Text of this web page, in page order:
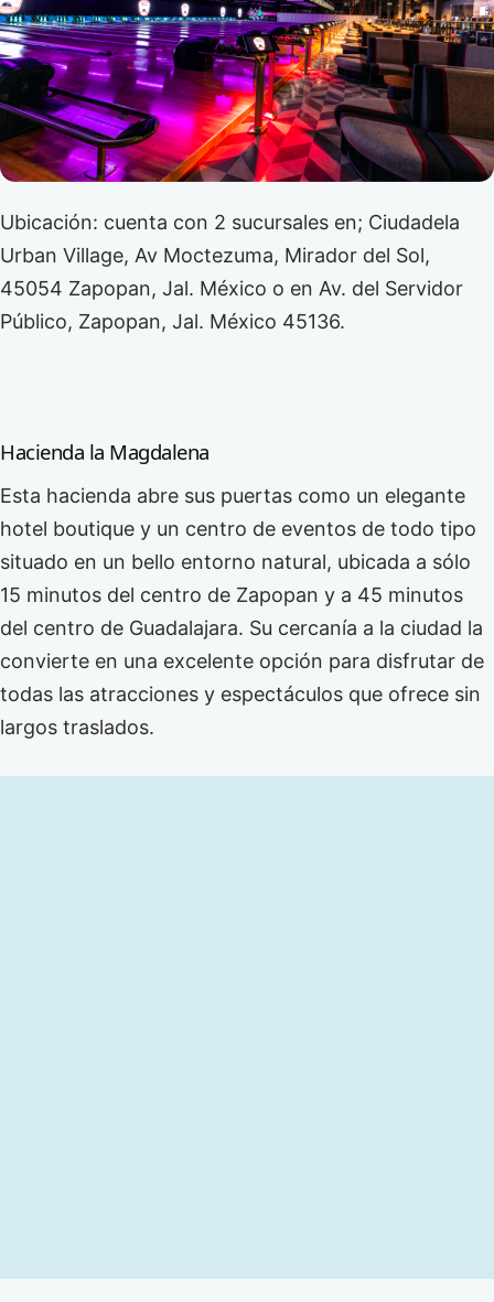
Ubicación: cuenta con 2 sucursales en; Ciudadela
Urban Village, Av Moctezuma, Mirador del Sol,
45054 Zapopan, Jal. México o en Av. del Servidor
Público, Zapopan, Jal. México 45136.
Hacienda la Magdalena
Esta hacienda abre sus puertas como un elegante
hotel boutique y un centro de eventos de todo tipo
situado en un bello entorno natural, ubicada a sólo
15 minutos del centro de Zapopan y a 45 minutos
del centro de Guadalajara. Su cercanía a la ciudad la
convierte en una excelente opción para disfrutar de
todas las atracciones y espectáculos que ofrece sin
largos traslados.